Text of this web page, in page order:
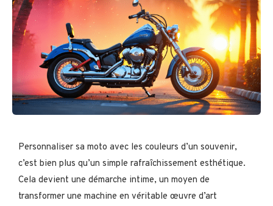
Personnaliser sa moto avec les couleurs d’un souvenir,
c’est bien plus qu’un simple rafraîchissement esthétique.
Cela devient une démarche intime, un moyen de
transformer une machine en véritable œuvre d’art